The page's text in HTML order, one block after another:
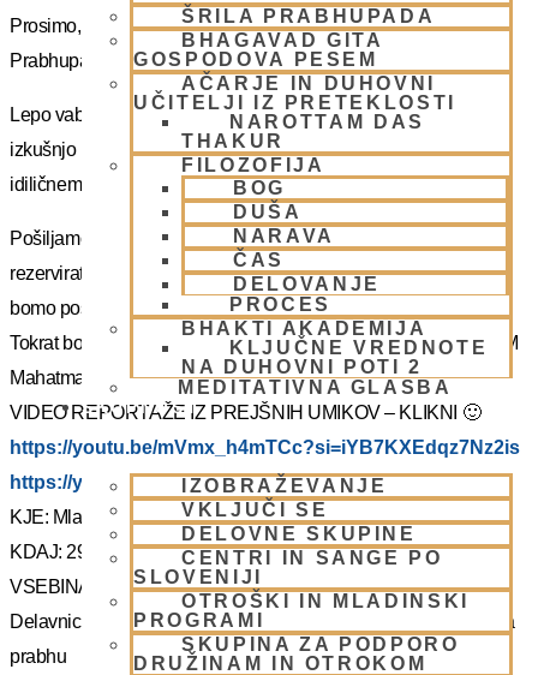
ŠRILA PRABHUPADA
BHAGAVAD GITA
GOSPODOVA PESEM
AČARJE IN DUHOVNI
UČITELJI IZ PRETEKLOSTI
NAROTTAM DAS
THAKUR
FILOZOFIJA
BOG
DUŠA
NARAVA
ČAS
DELOVANJE
PROCES
BHAKTI AKADEMIJA
KLJUČNE VREDNOTE
NA DUHOVNI POTI 2
MEDITATIVNA GLASBA
SKUPNOST
IZOBRAŽEVANJE
VKLJUČI SE
DELOVNE SKUPINE
CENTRI IN SANGE PO
SLOVENIJI
OTROŠKI IN MLADINSKI
PROGRAMI
SKUPINA ZA PODPORO
DRUŽINAM IN OTROKOM
Prosimo, sprejmite naše ponižno spoštovanje! Vsa slava Šrila
Prabhupadu!
Lepo vabljeni na 5-dnevno nepozabno transcendentalno
izkušnjo na DUHOVNI UMIK, ki bo potekal sredi gozdov na
idiličnem Pohorju.
Pošiljamo vam samo osnovno informacijo tako da si lahko
rezervirate dopust. Več podatkov in možnost za prijavo vam
bomo poslal kasneje.
Tokrat bo z nami Šrila Prabhupadov učenec, duhovni učitelj NM
Mahatma prabhu. Redka priložnost, ki jo ne velja izpustiti.
VIDEO REPORTAŽE IZ PREJŠNIH UMIKOV – KLIKNI 🙂
https://youtu.be/mVmx_h4mTCc?si=iYB7KXEdqz7Nz2is
https://youtu.be/AziuZJyrho4?si=Zr5a_H8Hj-X888vW
KJE: Mladinski dom na Smolniku (mariborsko Pohorje)
KDAJ: 29.7.- 2.8.2025 (od torka do sobote)
VSEBINA:
Delavnice in bo vodil, Šrila Prabhupadov učenec NM Mahatma
prabhu